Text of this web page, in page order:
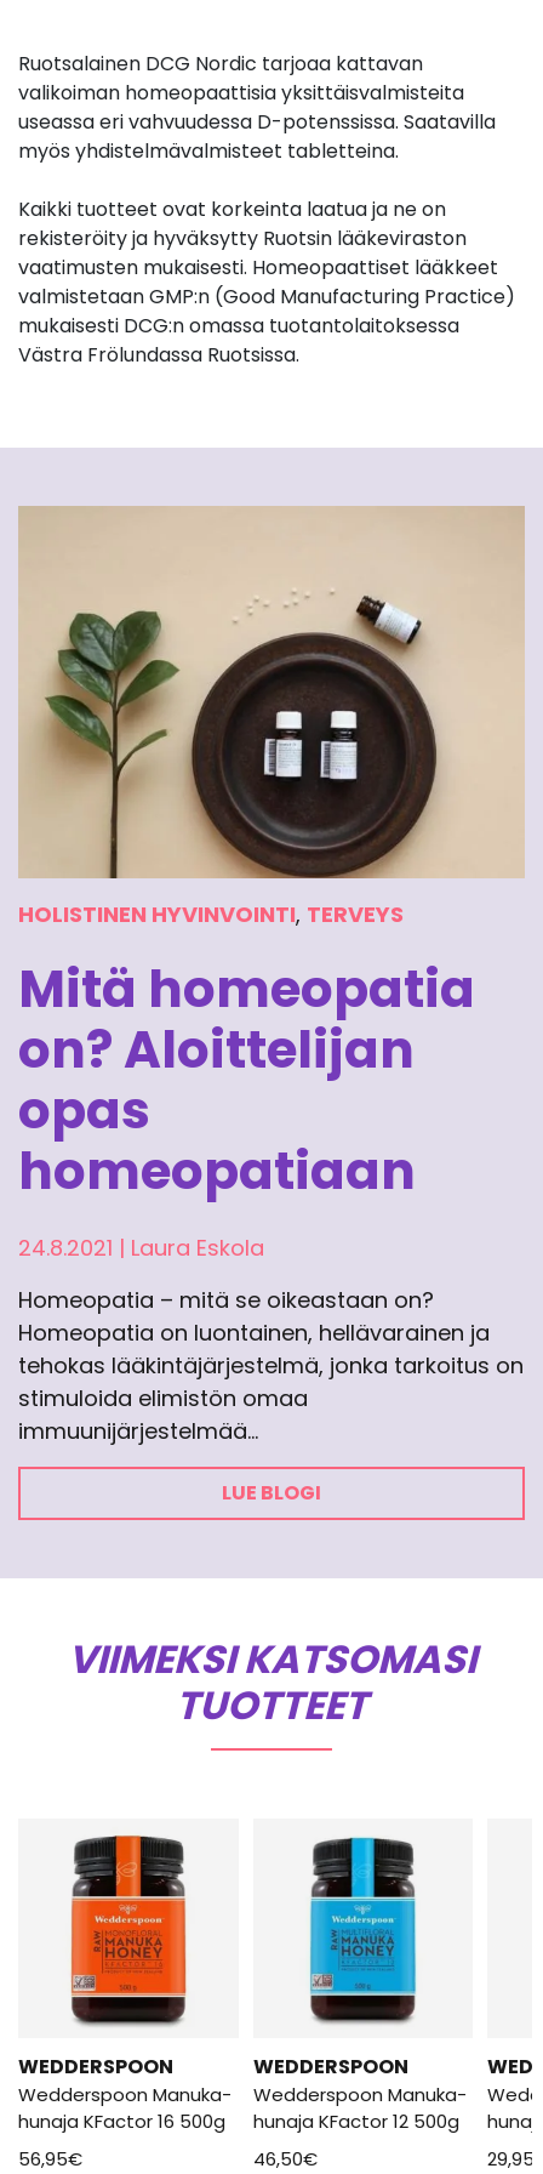
Ruotsalainen DCG Nordic tarjoaa kattavan
valikoiman homeopaattisia yksittäisvalmisteita
useassa eri vahvuudessa D-potenssissa. Saatavilla
myös yhdistelmävalmisteet tabletteina.
Kaikki tuotteet ovat korkeinta laatua ja ne on
rekisteröity ja hyväksytty Ruotsin lääkeviraston
vaatimusten mukaisesti. Homeopaattiset lääkkeet
valmistetaan GMP:n (Good Manufacturing Practice)
mukaisesti DCG:n omassa tuotantolaitoksessa
Västra Frölundassa Ruotsissa.
HOLISTINEN HYVINVOINTI, TERVEYS
Mitä homeopatia
on? Aloittelijan
opas
homeopatiaan
24.8.2021 | Laura Eskola
Homeopatia – mitä se oikeastaan on?
Homeopatia on luontainen, hellävarainen ja
tehokas lääkintäjärjestelmä, jonka tarkoitus on
stimuloida elimistön omaa
immuunijärjestelmää…
LUE BLOGI
VIIMEKSI KATSOMASI
TUOTTEET
WEDDERSPOON
Wedderspoon Manuka-
hunaja KFactor 16 500g
56,95€
WEDDERSPOON
Wedderspoon Manuka-
hunaja KFactor 12 500g
46,50€
29,95